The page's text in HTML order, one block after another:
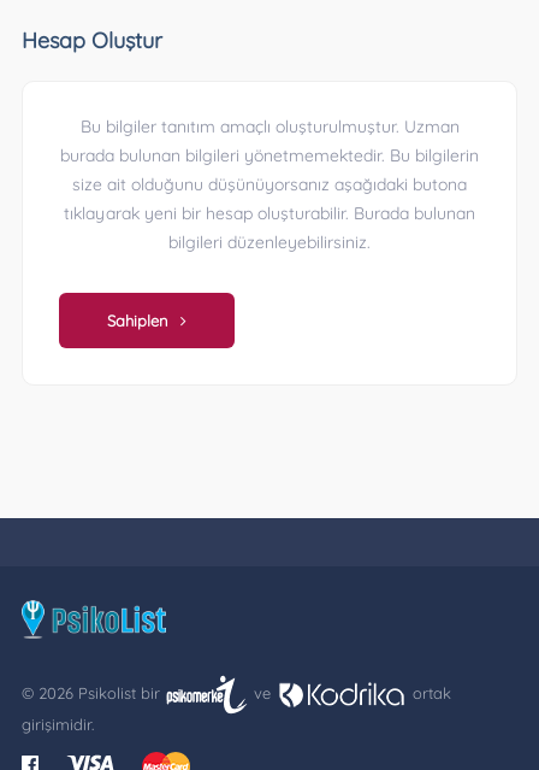
Hesap Oluştur
Bu bilgiler tanıtım amaçlı oluşturulmuştur. Uzman
burada bulunan bilgileri yönetmemektedir. Bu bilgilerin
size ait olduğunu düşünüyorsanız aşağıdaki butona
tıklayarak yeni bir hesap oluşturabilir. Burada bulunan
bilgileri düzenleyebilirsiniz.
Sahiplen
© 2026 Psikolist bir ve
ortak
girişimidir.